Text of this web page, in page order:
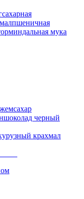
сахарная
пшеничная
миндальная мука
сахар
шоколад черный
крахмал